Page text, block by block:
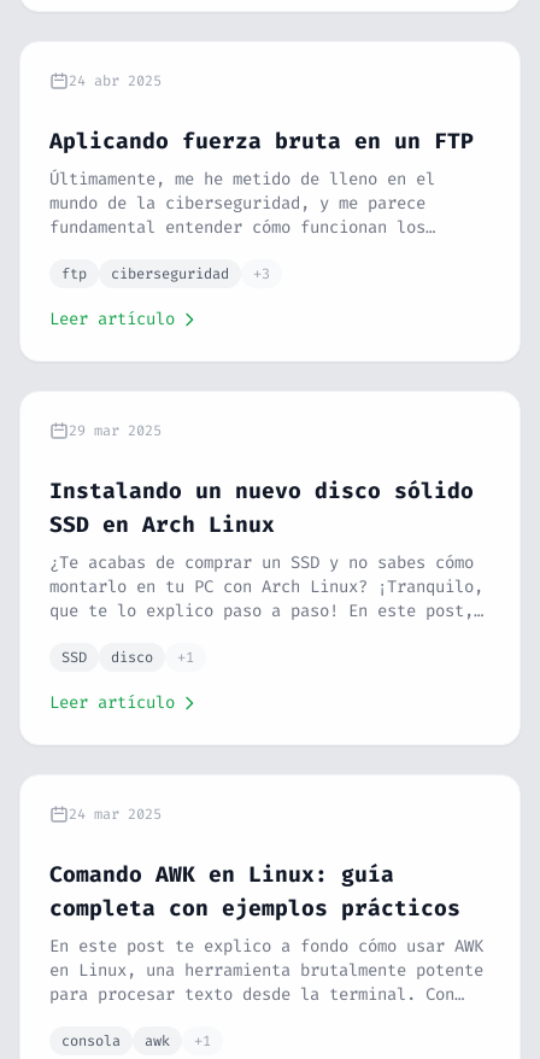
24 abr 2025
Aplicando fuerza bruta en un FTP
Últimamente, me he metido de lleno en el
mundo de la ciberseguridad, y me parece
fundamental entender cómo funcionan los
este post, te explico cómo realizar una
FTP. Te guío para que montes tu propio
a prueba su seguridad. 💻 Es una práctica
súper útil para cualquier programador o
sysadmin que quiera aprender a proteger sus
ftp ciberseguridad +3
Leer artículo
29 mar 2025
Instalando un nuevo disco sólido
SSD en Arch Linux
¿Te acabas de comprar un SSD y no sabes cómo
montarlo en tu PC con Arch Linux? ¡Tranquilo,
que te lo explico paso a paso! En este post,
cómo formatearlo para que sea compatible con
configurar el montaje automático para que no
SSD disco +1
Leer artículo
24 mar 2025
Comando AWK en Linux: guía
completa con ejemplos prácticos
En este post te explico a fondo cómo usar AWK
en Linux, una herramienta brutalmente potente
para procesar texto desde la terminal. Con
extraer columnas, hacer cálculos, transformar
consola awk +1